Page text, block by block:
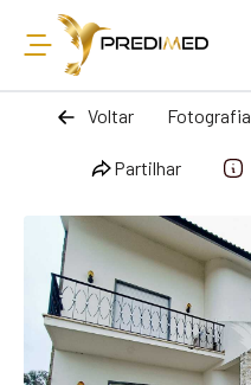
Voltar Fotografia
Partilhar